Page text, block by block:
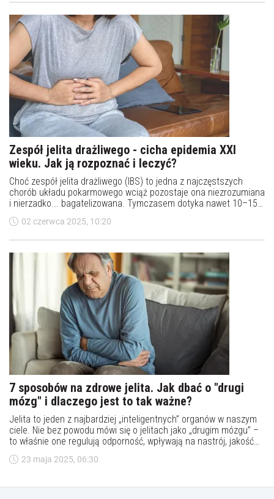
Zespół jelita drażliwego - cicha epidemia XXI
wieku. Jak ją rozpoznać i leczyć?
Choć zespół jelita drażliwego (IBS) to jedna z najczęstszych
chorób układu pokarmowego wciąż pozostaje ona niezrozumiana
i nierzadko... bagatelizowana. Tymczasem dotyka nawet 10–15
proc. populacji (głównie kobiet) a jej objawy potrafią skutecznie
obniżyć jakość życia. Czym jest IBS, jakie ma objawy i jak się go
02 czerwca 2025, 10:20
7 sposobów na zdrowe jelita. Jak dbać o "drugi
mózg" i dlaczego jest to tak ważne?
Jelita to jeden z najbardziej „inteligentnych” organów w naszym
ciele. Nie bez powodu mówi się o jelitach jako „drugim mózgu” –
to właśnie one regulują odporność, wpływają na nastrój, jakość
snu, a nawet myślenie. Jak o nie zadbać? Przedstawiamy 7
skutecznych i zaskakująco prostych sposobów na zdrowe jelita,
23 maja 2025, 06:30